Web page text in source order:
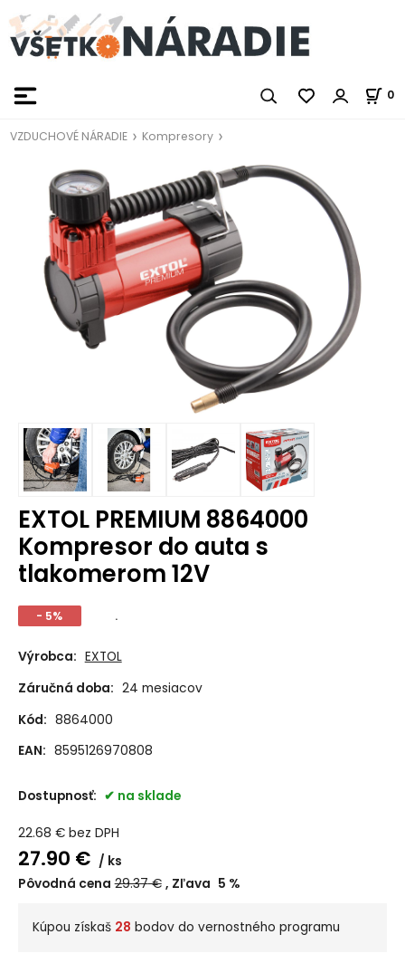
0
VZDUCHOVÉ NÁRADIE Kompresory
EXTOL PREMIUM 8864000
Kompresor do auta s
tlakomerom 12V
- 5% .
Výrobca: EXTOL
Záručná doba: 24 mesiacov
Kód: 8864000
EAN: 8595126970808
Dostupnosť: na sklade
22.68 € bez DPH
27.90 €
ks
Pôvodná cena 29.37€ Zľava 5 %
Kúpou získaš 28 bodov do vernostného programu